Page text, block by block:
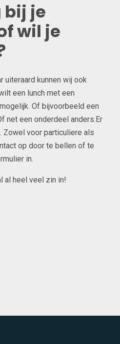
bij je
wil je
uiteraard kunnen wij ook
een lunch met een
Of bijvoorbeeld een
net een onderdeel anders.Er
Zowel voor particuliere als
op door te bellen of te
in.
al heel veel zin in!